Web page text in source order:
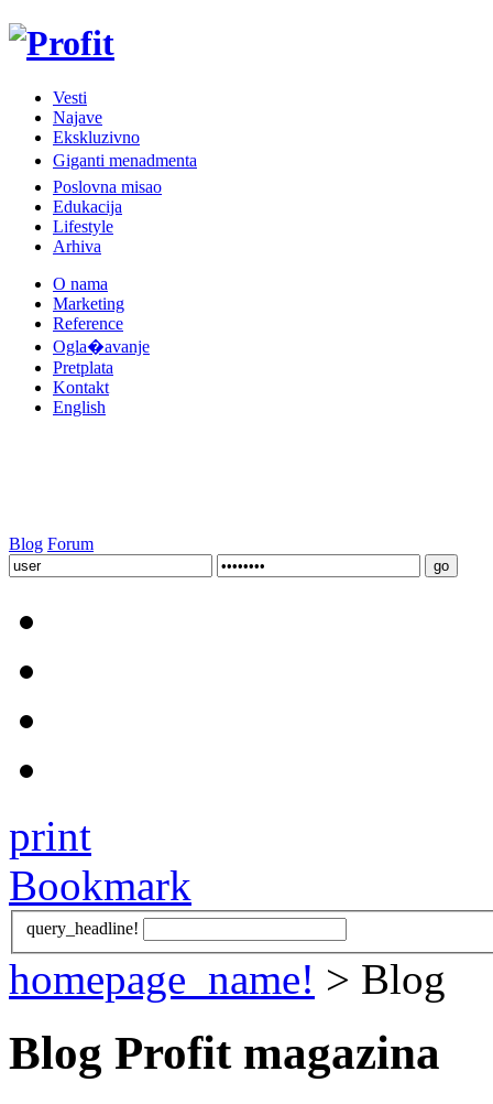
Vesti
Najave
Ekskluzivno
Giganti menadmenta
Poslovna misao
Edukacija
Lifestyle
Arhiva
O nama
Marketing
Reference
Ogla�avanje
Pretplata
Kontakt
English
Blog Forum
print
Bookmark
query_headline!
homepage_name! > Blog
Blog Profit magazina